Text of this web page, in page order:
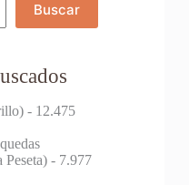
Buscar
- 12.475
Peseta)- 7.977